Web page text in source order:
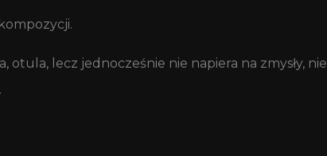
otula, lecz jednocześnie nie napiera na zmysły,